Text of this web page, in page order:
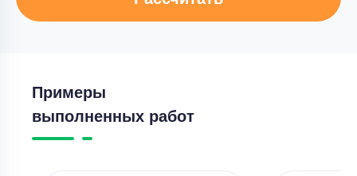
Примеры
выполненных работ